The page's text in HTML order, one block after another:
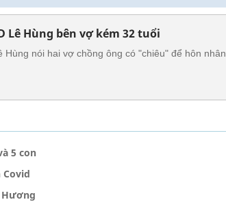
Lê Hùng bên vợ kém 32 tuổi
Hùng nói hai vợ chồng ông có "chiêu" để hôn nhân
5 con
Hương